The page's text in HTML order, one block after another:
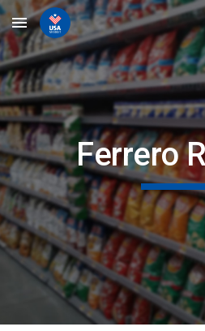
Skip to main content
Ferrero